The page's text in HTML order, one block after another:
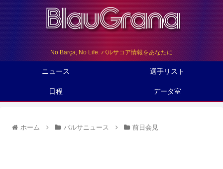
No Barça, No Life. バルサコア情報をあなたに
ニュース 選手リスト
日程 データ室
ホーム バルサニュース 前日会見